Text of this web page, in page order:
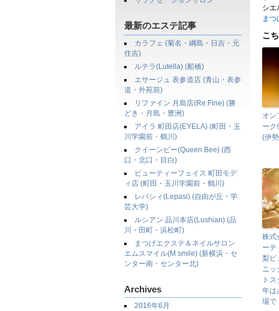
最新のエステ記事
カラフェ (菊名・綱島・日吉・元
住吉)
ルテラ(Lutella) (船橋)
エサージュ 表参道店 (青山・表参
道・外苑前)
リファイン 月島店(Re:Fine) (勝
どき・月島・豊洲)
アイラ 町田店(EYELA) (町田・玉
川学園前・鶴川)
クイーンビー(Queen Bee) (西
口・北口・目白)
ビューティーフェイス 町田モデ
ィ店 (町田・玉川学園前・鶴川)
レパシィ(Lepasi) (自由が丘・学
芸大学)
ルシアン 品川本店(Lushian) (品
川・田町・浜松町)
まつげエクステ＆ネイルサロン
エムスマイル(M smile) (新横浜・セ
ンター南・センター北)
Archives
2016年6月
シエ
まつ
こ
オン
ーク
(伊
株式
ーテ
梨ビ
ニッ
ト
年は
場で